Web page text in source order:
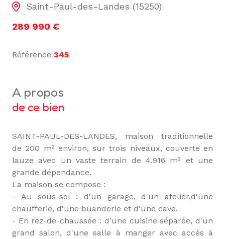
Saint-Paul-des-Landes (15250)
289 990 €
Référence 345
a propos
de ce bien
SAINT-PAUL-DES-LANDES, maison traditionnelle
de 200 m² environ, sur trois niveaux, couverte en
lauze avec un vaste terrain de 4.916 m² et une
grande dépendance.
La maison se compose :
- Au sous-sol : d'un garage, d'un atelier,d'une
chaufferie, d'une buanderie et d'une cave.
- En rez-de-chaussée : d'une cuisine séparée, d'un
grand salon, d'une salle à manger avec accès à